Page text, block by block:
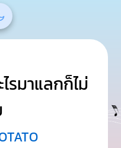
รมาแลกก็ไม่